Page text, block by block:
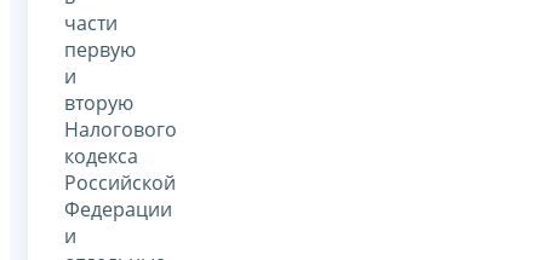
части
первую
и
вторую
Налогового
кодекса
Российской
Федерации
и